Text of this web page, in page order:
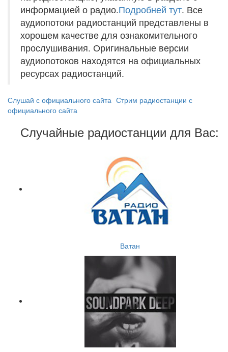
информацией о радио.Подробней тут. Все
аудиопотоки радиостанций представлены в
хорошем качестве для ознакомительного
прослушивания. Оригинальные версии
аудиопотоков находятся на официальных
ресурсах радиостанций.
Слушай с официального сайта Стрим радиостанции с
официального сайта
Случайные радиостанции для Вас:
Ватан